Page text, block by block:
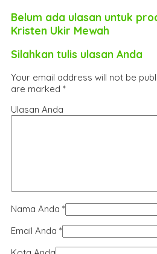
Belum ada ulasan untuk
Kristen Ukir Mewah
Silahkan tulis ulasan Anda
Your email address will not be
are marked *
Ulasan Anda
Nama Anda *
Email Anda *